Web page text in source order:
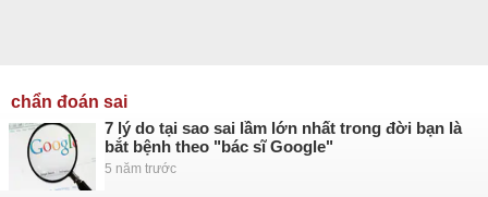
chẩn đoán sai
7 lý do tại sao sai lầm lớn nhất trong đời bạn là
bắt bệnh theo "bác sĩ Google"
5 năm trước